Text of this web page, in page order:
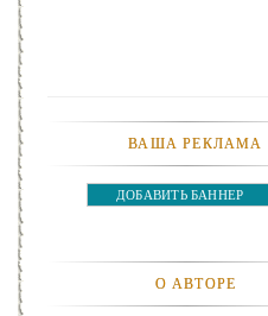
ПОДРОСТКИ
ГОРОДА
ЖИЛЬЕ
ВАША РЕКЛАМА
ДОБАВИТЬ БАННЕР
О АВТОРЕ